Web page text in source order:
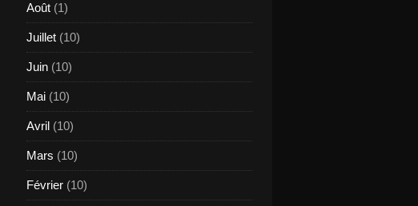
Août (1)
Juillet (10)
Juin (10)
Mai (10)
Avril (10)
Mars (10)
Février (10)